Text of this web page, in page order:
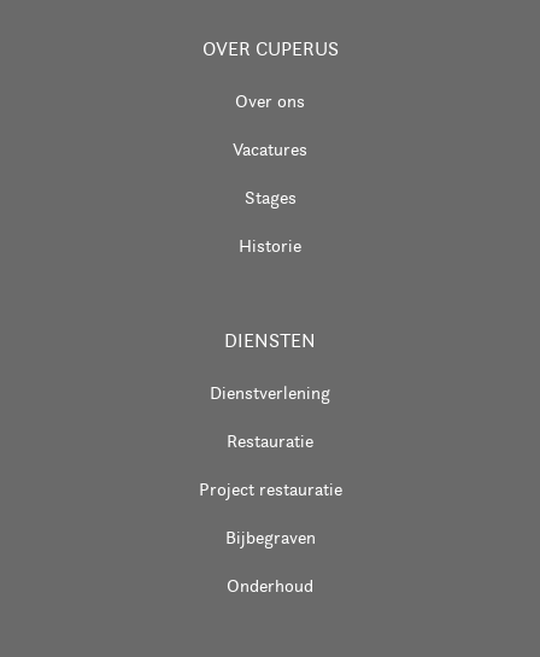
OVER CUPERUS
Over ons
Vacatures
Stages
Historie
DIENSTEN
Dienstverlening
Restauratie
Project restauratie
Bijbegraven
Onderhoud